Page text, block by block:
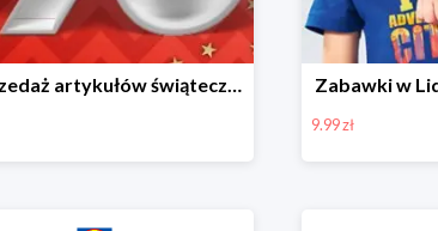
Wyprzedaż artykułów świątecznych w Lidlu Online Zabawki w
9.99 zł